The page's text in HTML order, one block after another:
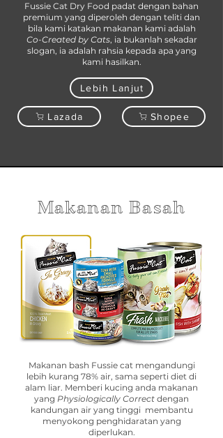
Fussie Cat Dry Food padat dengan bahan
premium yang diperoleh dengan teliti dan
bila kami katakan makanan kami adalah
Co-Created by Cats, ia bukanlah sekadar
slogan, ia adalah rahsia kepada apa yang
kami hasilkan.
Lebih Lanjut
Lazada Shopee
Makanan Basah
Makanan bash Fussie cat mengandungi
lebih kurang 78% air, sama seperti diet di
alam liar. Memberi kucing anda makanan
yang Physiologically Correct dengan
kandungan air yang tinggi membantu
menyokong penghidaratan yang
diperlukan.